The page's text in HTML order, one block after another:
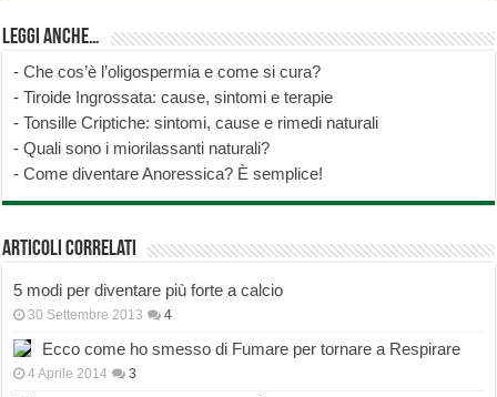
Leggi anche…
-Che cos’è l’oligospermia e come si cura?
-Tiroide Ingrossata: cause, sintomi e terapie
-Tonsille Criptiche: sintomi, cause e rimedi naturali
-Quali sono i miorilassanti naturali?
-Come diventare Anoressica? È semplice!
Articoli correlati
5 modi per diventare più forte a calcio
30 Settembre 2013 4
Ecco come ho smesso di Fumare per tornare a Respirare
4 Aprile 2014 3